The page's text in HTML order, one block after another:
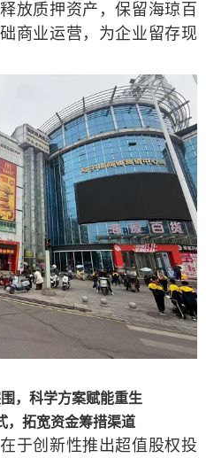
放质押资产，保留海琼百
商业运营，为企业留存现
，科学方案赋能重生
，拓宽资金筹措渠道
创新性推出超值股权投